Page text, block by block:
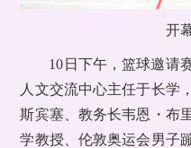
开
10日下午，篮球邀请
人文交流中心主任于长学
斯宾塞、教务长韦恩・布
学教授、伦敦奥运会男子